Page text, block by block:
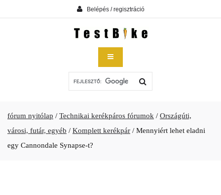
Belépés / regisztráció
fórum nyitólap / Technikai kerékpáros fórumok / Országúti,
városi, futár, egyéb / Komplett kerékpár / Mennyiért lehet eladni
egy Cannondale Synapse-t?